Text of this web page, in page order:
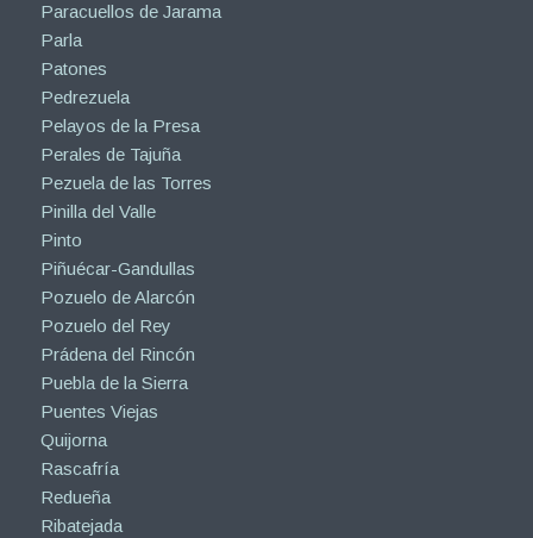
Paracuellos de Jarama
Parla
Patones
Pedrezuela
Pelayos de la Presa
Perales de Tajuña
Pezuela de las Torres
Pinilla del Valle
Pinto
Piñuécar-Gandullas
Pozuelo de Alarcón
Pozuelo del Rey
Prádena del Rincón
Puebla de la Sierra
Puentes Viejas
Quijorna
Rascafría
Redueña
Ribatejada